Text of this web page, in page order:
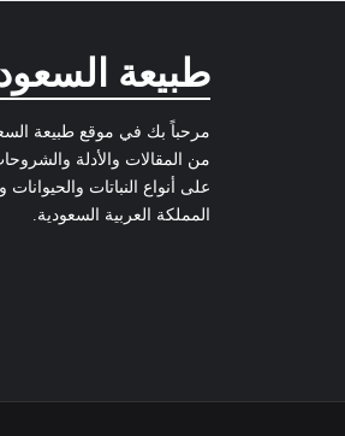
طبيعة
مرحباً بك في موقع طبيعة
من المقالات والأدلة
على أنواع النباتات
المملكة العربية السعودية.